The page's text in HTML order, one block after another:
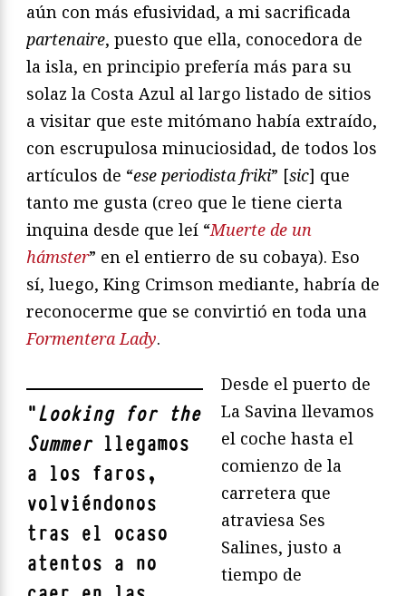
aún con más efusividad, a mi sacrificada
partenaire, puesto que ella, conocedora de
la isla, en principio prefería más para su
solaz la Costa Azul al largo listado de sitios
a visitar que este mitómano había extraído,
con escrupulosa minuciosidad, de todos los
artículos de “ese periodista friki” [sic] que
tanto me gusta (creo que le tiene cierta
inquina desde que leí “Muerte de un
hámster” en el entierro de su cobaya). Eso
sí, luego, King Crimson mediante, habría de
reconocerme que se convirtió en toda una
Formentera Lady.
"Looking for the
Summerllegamos
a los faros,
volviéndonos
tras el ocaso
atentos a no
Desde el puerto de
La Savina llevamos
el coche hasta el
comienzo de la
carretera que
atraviesa Ses
Salines, justo a
tiempo de